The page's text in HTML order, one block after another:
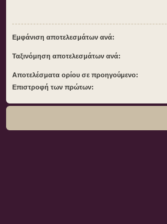
Εμφάνιση αποτελεσμάτων ανά:
Ταξινόμηση αποτελεσμάτων ανά:
Αποτελέσματα ορίου σε προηγούμενο:
Επιστροφή των πρώτων: